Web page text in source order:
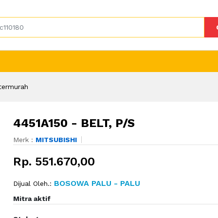
4451A150 - BELT, P/S
Merk : MITSUBISHI
Rp. 551.670,00
Dijual Oleh.: BOSOWA PALU - PALU
Mitra aktif